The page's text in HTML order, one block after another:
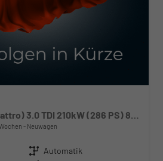
S line quattro (S quattro) 3.0 TDI 210kW (286 PS) 8-Stufen tiptronic
Neuwagen
Getriebe Automatik